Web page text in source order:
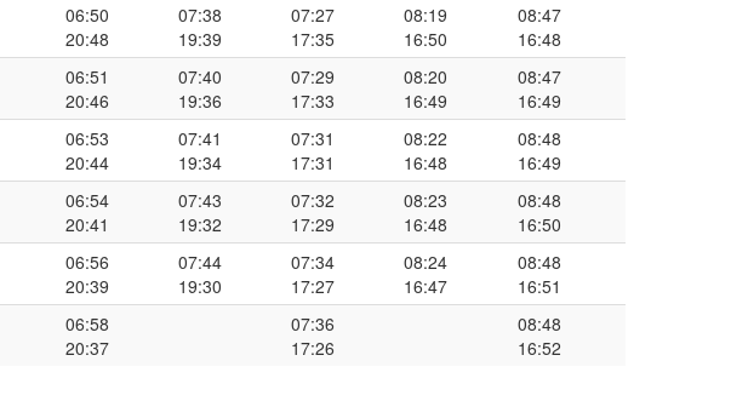
06:50
20:48
07:38
19:39
07:27
17:35
08:19
16:50
08:47
16:48
06:51
20:46
07:40
19:36
07:29
17:33
08:20
16:49
08:47
16:49
06:53
20:44
07:41
19:34
07:31
17:31
08:22
16:48
08:48
16:49
06:54
20:41
07:43
19:32
07:32
17:29
08:23
16:48
08:48
16:50
06:56
20:39
07:44
19:30
07:34
17:27
08:24
16:47
08:48
16:51
06:58
20:37
07:36
17:26
08:48
16:52